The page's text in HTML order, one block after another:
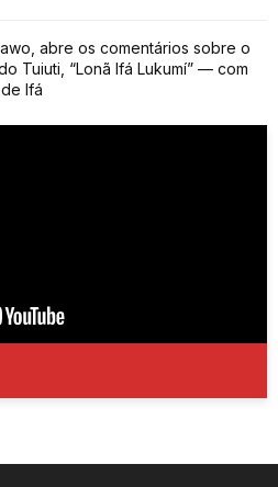
abre os comentários sobre o
Tuiuti, “Lonã Ifá Lukumí” — com
Ifá